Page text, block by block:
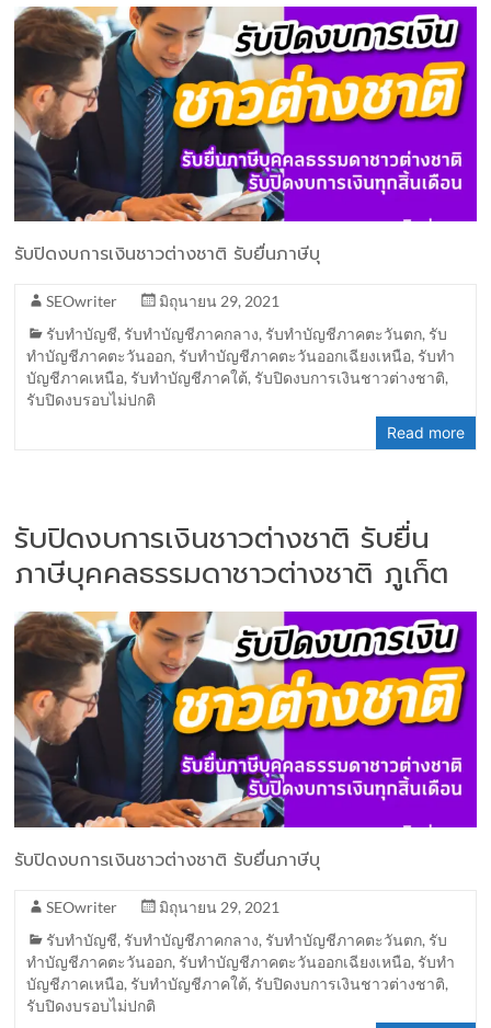
รับปิดงบการเงินชาวต่างชาติ รับยื่นภาษีบุ
SEOwriter
มิถุนายน 29, 2021
รับทำบัญชี, รับทำบัญชีภาคกลาง, รับทำบัญชีภาคตะวันตก, รับ
ทำบัญชีภาคตะวันออก, รับทำบัญชีภาคตะวันออกเฉียงเหนือ, รับทำ
บัญชีภาคเหนือ, รับทำบัญชีภาคใต้, รับปิดงบการเงินชาวต่างชาติ,
รับปิดงบรอบไม่ปกติ
Read more
รับปิดงบการเงินชาวต่างชาติ รับยื่น
ภาษีบุคคลธรรมดาชาวต่างชาติ ภูเก็ต
รับปิดงบการเงินชาวต่างชาติ รับยื่นภาษีบุ
SEOwriter
มิถุนายน 29, 2021
รับทำบัญชี, รับทำบัญชีภาคกลาง, รับทำบัญชีภาคตะวันตก, รับ
ทำบัญชีภาคตะวันออก, รับทำบัญชีภาคตะวันออกเฉียงเหนือ, รับทำ
บัญชีภาคเหนือ, รับทำบัญชีภาคใต้, รับปิดงบการเงินชาวต่างชาติ,
รับปิดงบรอบไม่ปกติ